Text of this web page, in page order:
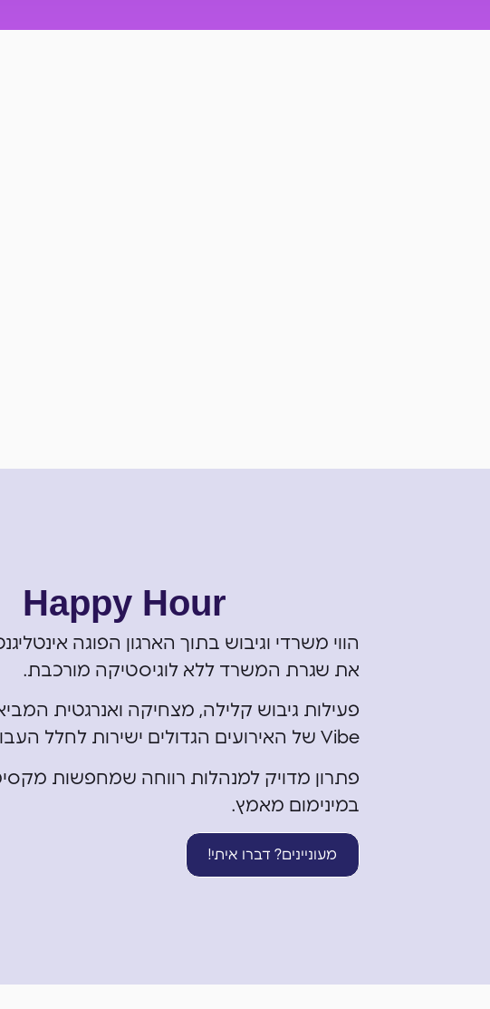
Happy Hour
הווי משרדי וגיבוש בתוך הארגון הפוגה
את שגרת המשרד ללא לוגיסטיקה מורכבת.
פעילות גיבוש קלילה, מצחיקה ואנרגטית
Vibe של האירועים הגדולים ישירות לחלל העבודה שלכם.
פתרון מדויק למנהלות רווחה שמחפשות
במינימום מאמץ.
מעוניינים? דברו איתי!